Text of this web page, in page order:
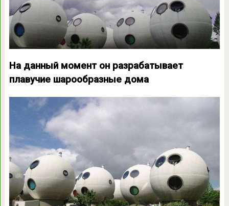
На данный момент он разрабатывает
плавучие шарообразные дома